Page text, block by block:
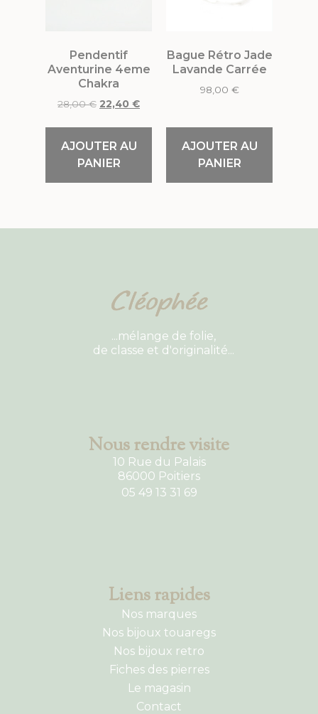
Pendentif
Aventurine 4eme
Chakra
28,00€ 22,40 €
AJOUTER AU
PANIER
Bague Rétro Jade
Lavande Carrée
98,00 €
AJOUTER AU
PANIER
...mélange de folie,
de classe et d'originalité...
Nous rendre visite
10 Rue du Palais
86000 Poitiers
05 49 13 31 69
Liens rapides
Nos marques
Nos bijoux touaregs
Nos bijoux retro
Fiches des pierres
Le magasin
Contact